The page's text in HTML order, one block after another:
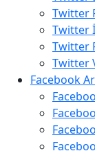
Twitter
Twitter
Twitter
Twitter
Facebook